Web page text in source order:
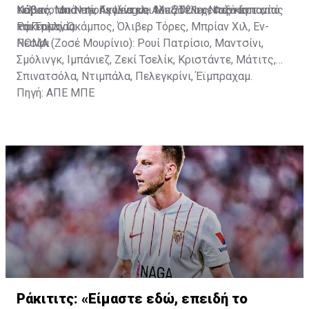
τελικό του Nations League του 2021 μεταξύ Ισπανίας
και Γαλλίας.
Κάβανο από την Αγγλία και Μπάστιαν Ντάνκερτ από
τη Γερμανία.
Νάβας, Μπαντέ, Γκούντελ, Αλεξ Τέλες, Φερνάντο,
Ράκιτιτς, Οκάμπος, Όλιβερ Τόρες, Μπρίαν Χιλ, Εν-
Νεσίρι
ΡΟΜΑ (Ζοσέ Μουρίνιο): Ρουί Πατρίσιο, Μαντσίνι,
Σμόλινγκ, Ιμπάνιεζ, Ζεκί Τσελίκ, Κριστάντε, Μάτιτς,
Σπινατσόλα, Ντιμπάλα, Πελεγκρίνι, Έϊμπραχαμ.
Πηγή: ΑΠΕ ΜΠΕ
Ράκιτιτς: «Είμαστε εδώ, επειδή το